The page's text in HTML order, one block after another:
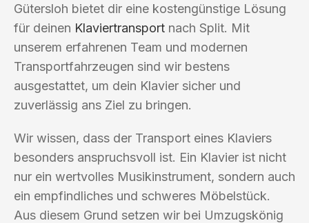
Gütersloh bietet dir eine kostengünstige Lösung
für deinen Klaviertransport nach Split. Mit
unserem erfahrenen Team und modernen
Transportfahrzeugen sind wir bestens
ausgestattet, um dein Klavier sicher und
zuverlässig ans Ziel zu bringen.
Wir wissen, dass der Transport eines Klaviers
besonders anspruchsvoll ist. Ein Klavier ist nicht
nur ein wertvolles Musikinstrument, sondern auch
ein empfindliches und schweres Möbelstück.
Aus diesem Grund setzen wir bei Umzugskönig